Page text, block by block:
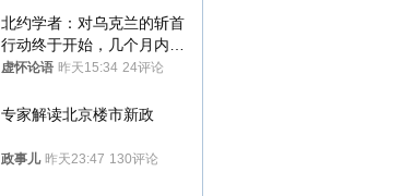
北约学者：对乌克兰的斩首
行动终于开始，几个月内乌
将投降
虚怀论语 昨天15:34 24评论
专家解读北京楼市新政
政事儿 昨天23:47 130评论